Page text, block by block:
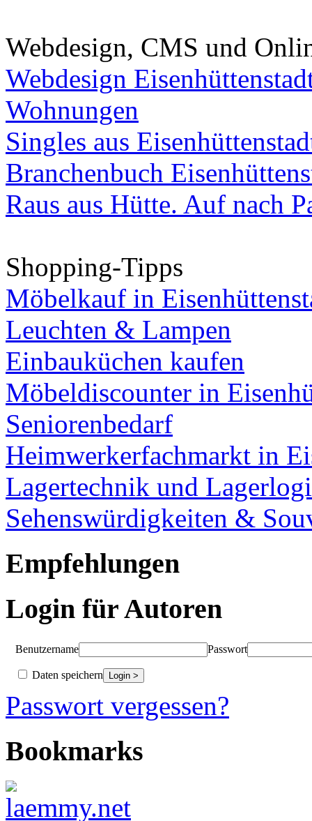
Webdesign, CMS und
Webdesign
Wohnungen
Singles aus
Branchenbuch
Raus aus Hütte. Auf nach
Shopping-Tipps
Möbelkauf in
Leuchten & Lampen
Einbauküchen kaufen
Möbeldiscounter in
Seniorenbedarf
Heimwerkerfachmarkt in
Lagertechnik und
Sehenswürdigkeiten &
Empfehlungen
Login für Autoren
Benutzername Passwort
Daten speichern
Passwort vergessen?
Bookmarks